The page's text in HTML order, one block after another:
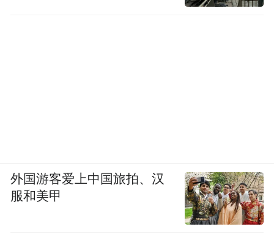
外国游客爱上中国旅拍、汉
服和美甲